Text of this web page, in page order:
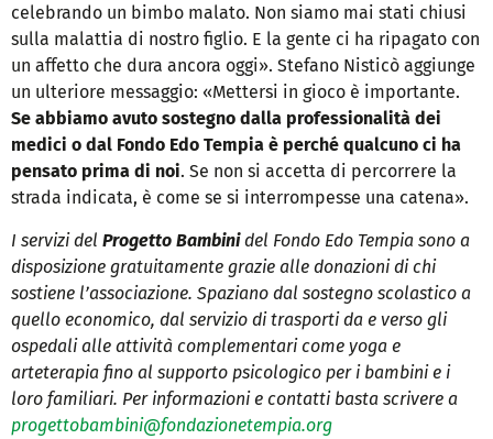
celebrando un bimbo malato. Non siamo mai stati chiusi
sulla malattia di nostro figlio. E la gente ci ha ripagato con
un affetto che dura ancora oggi». Stefano Nisticò aggiunge
un ulteriore messaggio: «Mettersi in gioco è importante.
Se abbiamo avuto sostegno dalla professionalità dei
medici o dal Fondo Edo Tempia è perché qualcuno ci ha
pensato prima di noi. Se non si accetta di percorrere la
strada indicata, è come se si interrompesse una catena».
I servizi del Progetto Bambinidel Fondo Edo Tempia sono a
disposizione gratuitamente grazie alle donazioni di chi
sostiene l’associazione. Spaziano dal sostegno scolastico a
quello economico, dal servizio di trasporti da e verso gli
ospedali alle attività complementari come yoga e
arteterapia fino al supporto psicologico per i bambini e i
loro familiari. Per informazioni e contatti basta scrivere a
progettobambini@fondazionetempia.org